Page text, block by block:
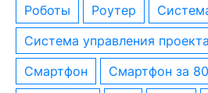
роботы
роутер
система управления
смартфон
смартфон за